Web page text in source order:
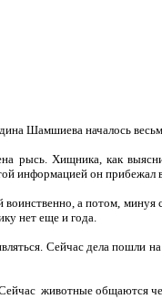
Шамшиева началось
рысь. Хищника, как
информацией он
а потом,
нет еще и года.
Сейчас дела пошли
животные общаются